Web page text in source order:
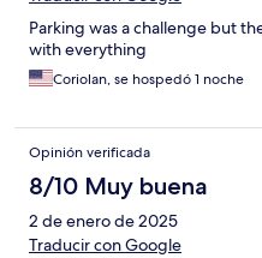
Parking was a challenge but
with everything
Coriolan, se hospedó 1 noche
Opinión verificada
8/10 Muy buena
2 de enero de 2025
Traducir con Google